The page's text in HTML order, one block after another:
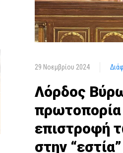
29 Νοεμβρίου 2024
Λόρδος
πρωτοπορία
επιστροφή
στην